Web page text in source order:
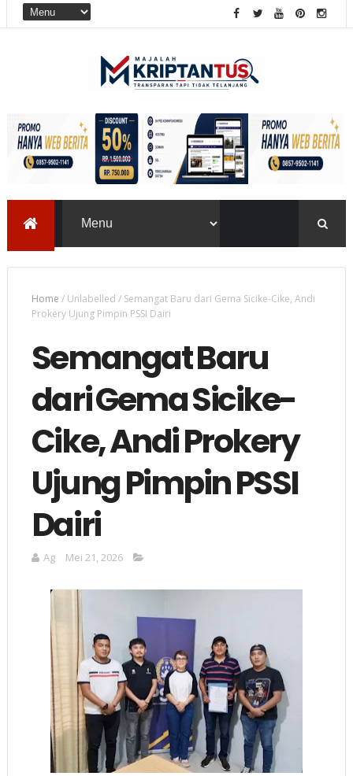
Home /Unlabelled / Semangat Baru dari Gema Sicike-Cike, Andi
Prokery Ujung Pimpin PSSI Dairi
Semangat Baru
dari Gema Sicike-
Cike, Andi Prokery
Ujung Pimpin PSSI
Dairi
Ag Mei 21, 2026